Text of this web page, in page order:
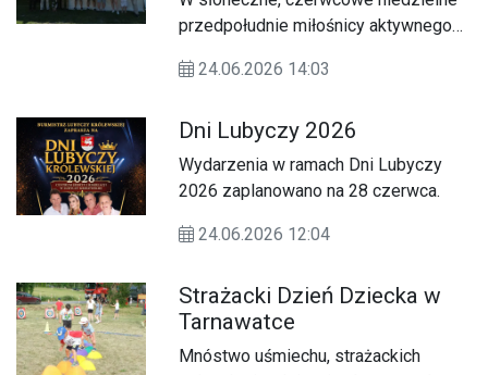
przedpołudnie miłośnicy aktywnego
historii, zagadek i rowerowych
24.06.2026 14:03
Dni Lubyczy 2026
Wydarzenia w ramach Dni Lubyczy
2026 zaplanowano na 28 czerwca.
24.06.2026 12:04
Strażacki Dzień Dziecka w
Tarnawatce
Mnóstwo uśmiechu, strażackich